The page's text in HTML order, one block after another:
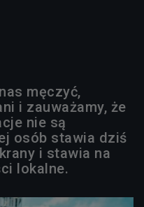
męczyć,
i zauważamy, że
nie są
osób stawia dziś
i stawia na
lokalne.